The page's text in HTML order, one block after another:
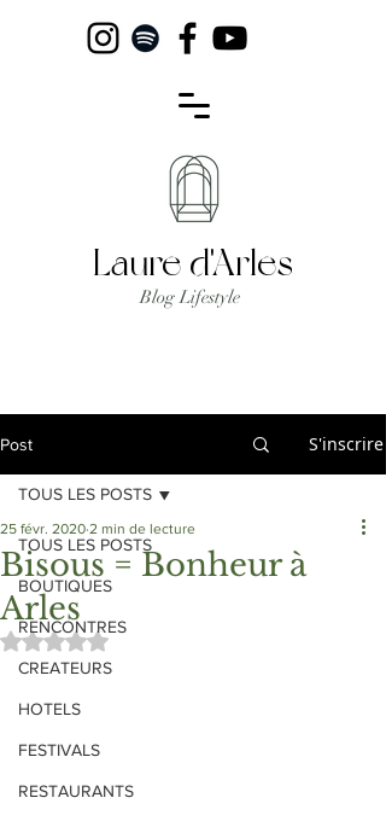
Laure d'Arles
Blog Lifestyle
Post S'inscrire
TOUS LES POSTS
BOUTIQUES
RENCONTRES
CREATEURS
HOTELS
FESTIVALS
RESTAURANTS
TOUS LES POSTS
Bisous = Bonheur à
Arles
25 févr. 2020 2 min de lecture
Noté NaN étoiles sur 5.